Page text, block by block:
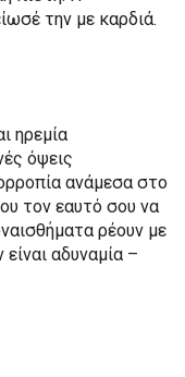
την με καρδιά.
ηρεμία
όψεις
ανάμεσα στο
τον εαυτό σου να
ρέουν με
αδυναμία –